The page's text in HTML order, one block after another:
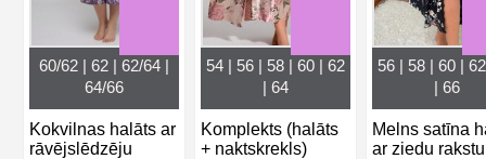
60/62 | 62 | 62/64 |
64/66
Kokvilnas halāts ar
rāvējslēdzēju
54 | 56 | 58 | 60 | 62
| 64
Komplekts (halāts
+ naktskrekls)
56 | 58 | 60 |
| 66
Melns satīna
ar ziedu rakstu